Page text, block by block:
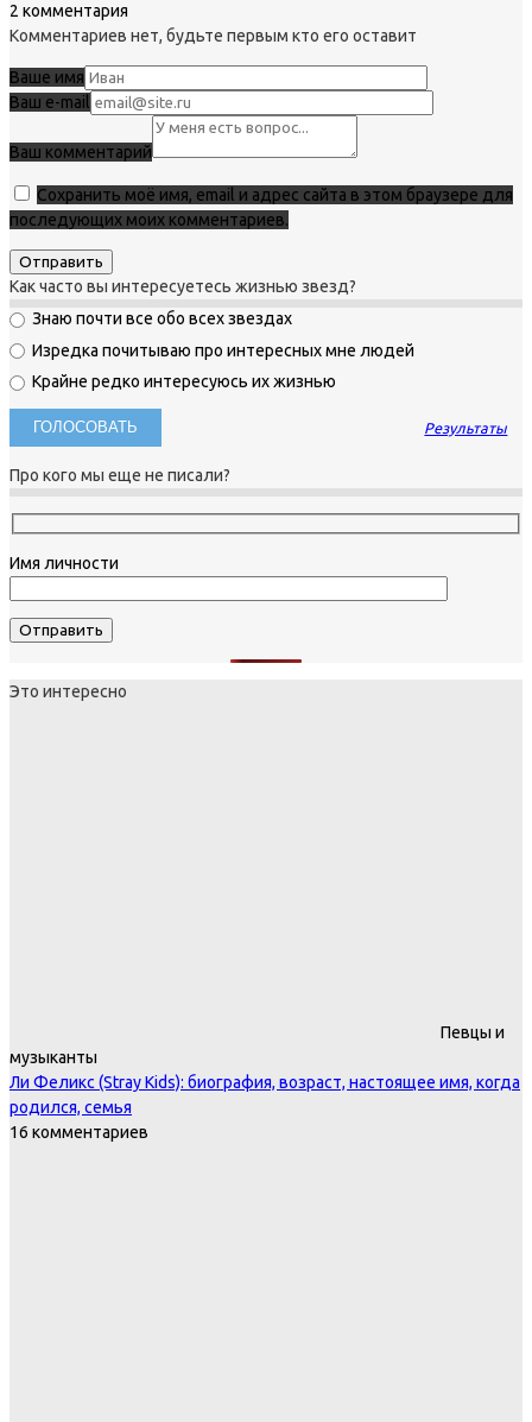
2 комментария
Комментариев нет, будьте первым кто его оставит
Ваше имя
Ваш e-mail
Ваш комментарий
Сохранить моё имя, email и адрес сайта в этом браузере для
последующих моих комментариев.
Как часто вы интересуетесь жизнью звезд?
Знаю почти все обо всех звездах
Изредка почитываю про интересных мне людей
Крайне редко интересуюсь их жизнью
Результаты
Про кого мы еще не писали?
Имя личности
Это интересно
Певцы и
музыканты
Ли Феликс (Stray Kids): биография, возраст, настоящее имя, когда
родился, семья
16 комментариев